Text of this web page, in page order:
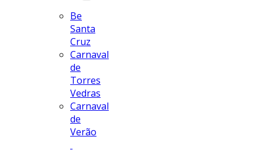
Be
Santa
Cruz
Carnaval
de
Torres
Vedras
Carnaval
de
Verão